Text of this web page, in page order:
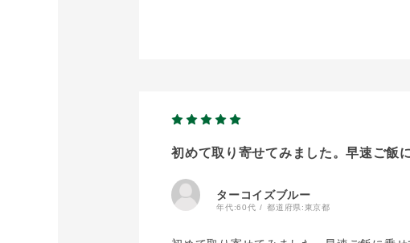
初めて取り寄せてみました。早速ご飯
ターコイズブルー
年代:60代 都道府県:東京都